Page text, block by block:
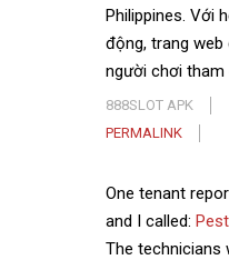
Philippines. Với
động, trang
người chơi tham
888SLOT APK
PERMALINK
One tenant
and I called:
The technicians